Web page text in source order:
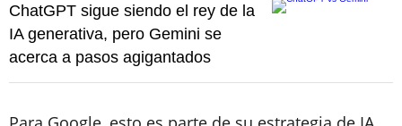
ChatGPT sigue siendo el rey de la
IA generativa, pero Gemini se
acerca a pasos agigantados